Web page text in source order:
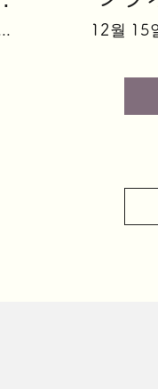
ー
12월 15